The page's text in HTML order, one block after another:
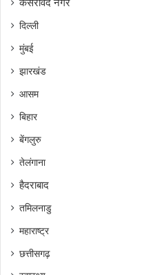
कसरावद नगर
दिल्ली
मुंबई
झारखंड
आसम
बिहार
बेंगलुरु
तेलंगाना
हैदराबाद
तमिलनाडु
महाराष्ट्र
छत्तीसगढ़